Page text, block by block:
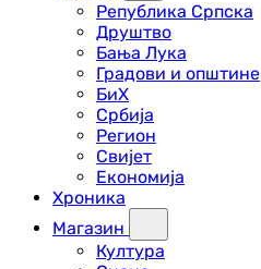
Република Српска
Друштво
Бања Лука
Градови и општине
БиХ
Србија
Регион
Свијет
Економија
Хроника
Магазин
Култура